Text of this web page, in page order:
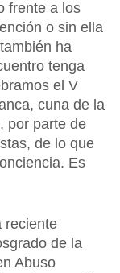
frente a los
o sin ella
ha
tenga
el V
cuna de la
por parte de
de lo que
Es
reciente
de la
Abuso